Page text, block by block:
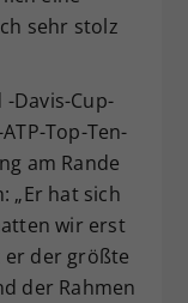
sehr stolz
Davis-Cup-
Top-Ten-
am Rande
„Er hat sich
wir erst
er der größte
der Rahmen